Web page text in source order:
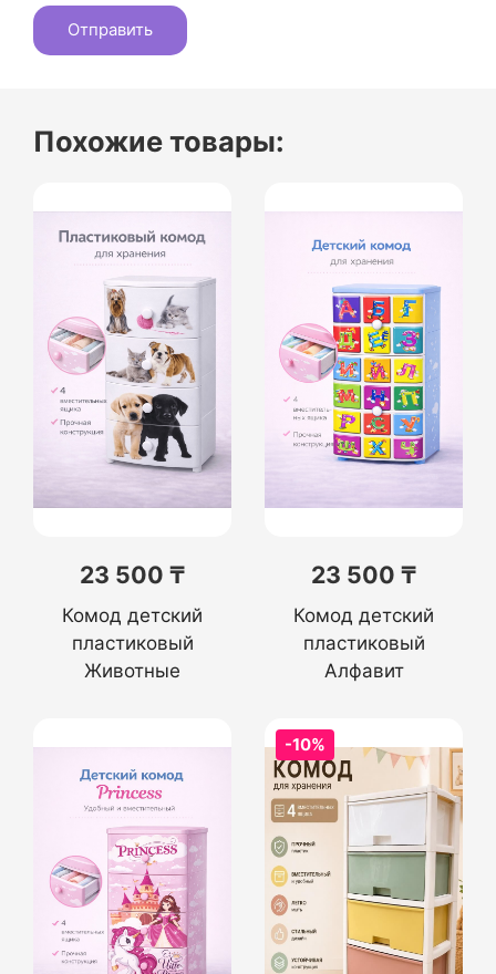
Похожие товары:
23 500 ₸
Комод детский
пластиковый
Животные
23 500 ₸
Комод детский
пластиковый
Алфавит
-10%